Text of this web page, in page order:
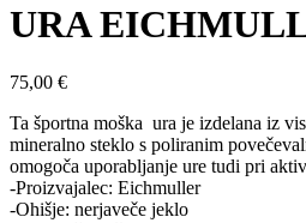
URA
75,00 €
Ta športna moška ura je izdelana iz
mineralno steklo s poliranim
omogoča uporabljanje ure tudi pri
-Proizvajalec: Eichmuller
-Ohišje: nerjaveče jeklo